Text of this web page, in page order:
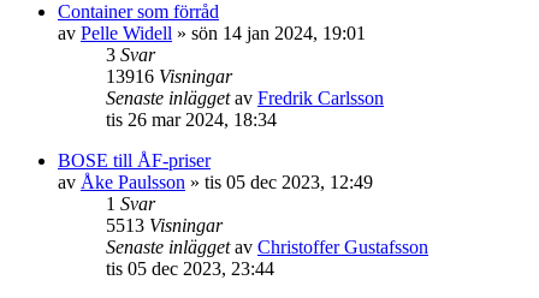
Container som förråd
av Pelle Widell » sön 14 jan 2024, 19:01
3 Svar
13916 Visningar
Senaste inläggetav Fredrik Carlsson
tis 26 mar 2024, 18:34
BOSE till ÅF-priser
av Åke Paulsson » tis 05 dec 2023, 12:49
1 Svar
5513 Visningar
Senaste inläggetav Christoffer Gustafsson
tis 05 dec 2023, 23:44